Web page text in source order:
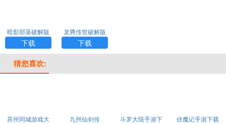
暗影部落破解版
手游下载
下载
龙腾传世破解版
无限元宝下载
下载
猜您喜欢:
苏州同城游戏大
九州仙剑传
斗罗大陆手游下
伏魔记手游下载